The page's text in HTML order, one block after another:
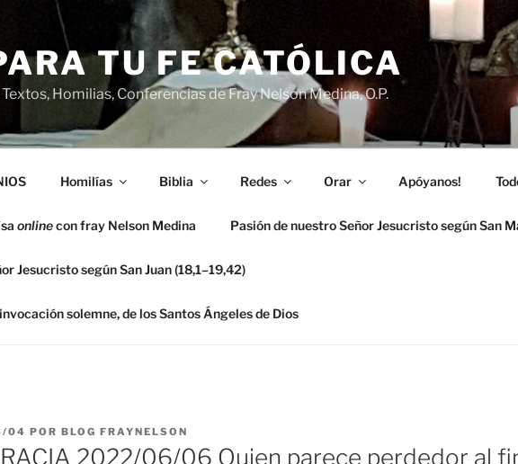
TU FE CATÓLICA
Homilias, Conferencias de Fray Nelson Medina, O.P.
Homilías Biblia Redes Orar Apóyanos!
onlinecon fray Nelson Medina Pasión de nuestro Señor Jesucristo según San
Jesucristo según San Juan (18,1–19,42)
solemne, de los Santos Ángeles de Dios
04 POR BLOG FRAYNELSON
2022/06/06 Quien parece perdedor al